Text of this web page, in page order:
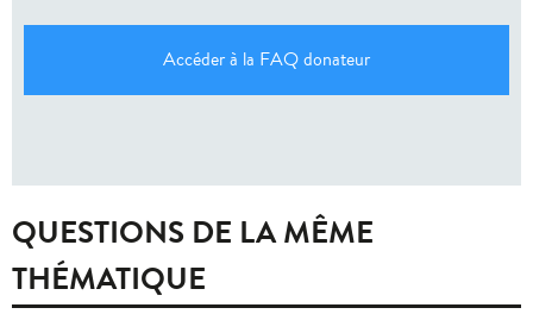
Accéder à la FAQ donateur
QUESTIONS DE LA MÊME
THÉMATIQUE